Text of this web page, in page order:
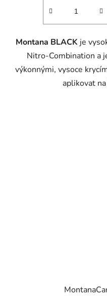
Montana BLACK je
Nitro-Combination a
výkonnými, vysoce
aplikovat